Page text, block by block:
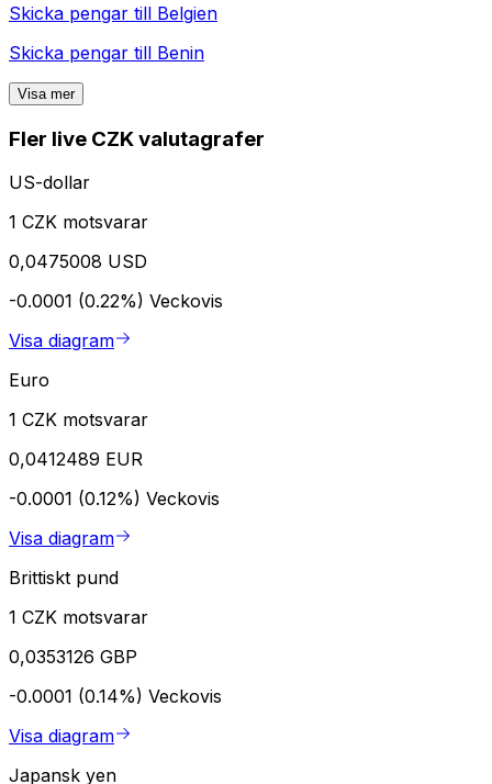
Skicka pengar till Belgien
Skicka pengar till Benin
Visa mer
Fler live CZK valutagrafer
US-dollar
1 CZK motsvarar
0,0475008 USD
-0.0001 (0.22%) Veckovis
Visa diagram
Euro
1 CZK motsvarar
0,0412489 EUR
-0.0001 (0.12%) Veckovis
Visa diagram
Brittiskt pund
1 CZK motsvarar
0,0353126 GBP
-0.0001 (0.14%) Veckovis
Visa diagram
Japansk yen